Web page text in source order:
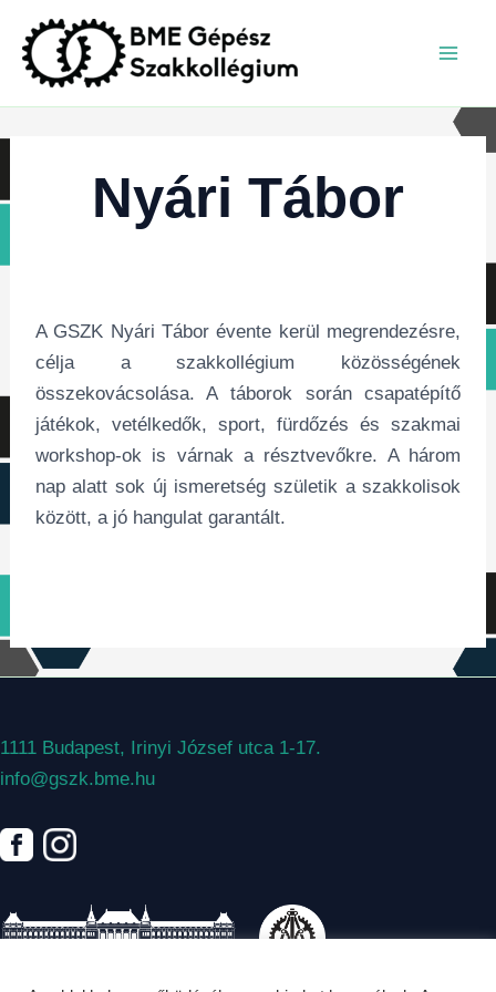
content
Nyári Tábor
A GSZK Nyári Tábor évente kerül megrendezésre,
célja a szakkollégium közösségének
összekovácsolása. A táborok során csapatépítő
játékok, vetélkedők, sport, fürdőzés és szakmai
workshop-ok is várnak a résztvevőkre. A három
nap alatt sok új ismeretség születik a szakkolisok
között, a jó hangulat garantált.
1111 Budapest, Irinyi József utca 1-17.
info@gszk.bme.hu